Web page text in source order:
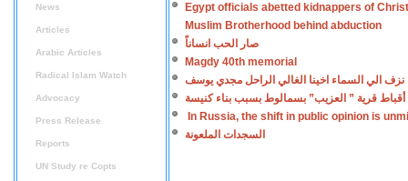
News
Articles
Arabic Articles
Radical Islam Watch
Advocacy
Press Release
Reports
UN Study re Copts
Egypt officials abetted kidnappers of
Muslim Brotherhood behind abduction
صار الحب انساناً
Magdy 40th memorial
نزف الي السماء اخينا الغالي الراحل مجدي يوسف
أقباط قرية ” العزيب” بسمالوط بسبب بناء كنيسة
In Russia, the shift in public opinion is
السجدات الملعونة